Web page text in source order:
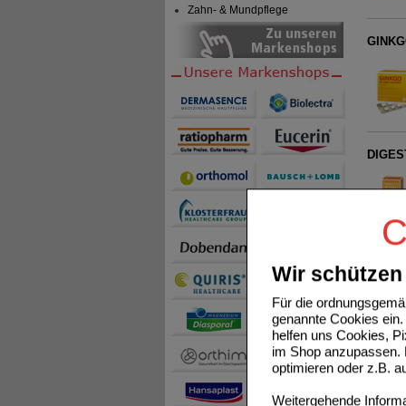
Wir
Für die
genannte Cookies
helfen uns Cookies,
im Shop anzupassen.
optimieren oder z.B.
Weitergehende
Zahn- & Mundpflege